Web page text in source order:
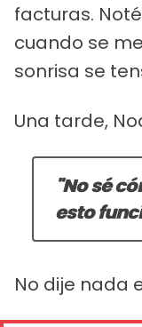
facturas.
cuando se
sonrisa se
Una tarde,
"No sé
esto
No dije nada